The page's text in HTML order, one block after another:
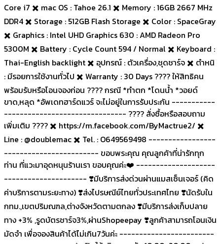
Core i7 ✖️ mac OS : Tahoe 26.1 ✖️ Memory : 16GB 2667 MHz
DDR4 ✖️ Storage : 512GB Flash Storage ✖️ Color : SpaceGray
✖️ Graphics : Intel UHD Graphics 630 : AMD Radeon Pro
5300M ✖️ Battery : Cycle Count 594 / Normal ✖️ Keyboard :
Thai-English backlight ✖️ อุปกรณ์ : ตัวเครื่อง,ชุดชาร์จ ✖️ ตำหนิ
: มีรอยการใช้งานทั่วไป ✖️ Warranty : 30 Days ???? ให้สิทธิคน
พร้อมรับหรือโอนจองก่อน ???? กรณี *ทำตก *โดนน้ำ *วอยด์
ขาด,หลุด *อัพเดทฮาร์ดแวร์ จะไม่อยู่ในการรับประกัน -----------
------------------------------- ???? สั่งซื้อหรือสอบถาม
เพิ่มเติม ???? ✖️ https://m.facebook.com/ByMactrue2/ ✖️
Line : @doublemac ✖️ Tel. : O649569498 -----------------
------------------------ ขอบพระคุณ คุณลูกค้าที่น่ารักทุก
ท่าน ที่แวะมาอุดหนุนร้านเรา ขอบคุณค่ะ❤️ --------------------
--------------------- ❣️มีบริการส่งด่วนผ่านแมสเซ็นเจอร์ (คิด
ค่าบริการตามระยะทาง) ❣️ส่งไปรษณีย์ไทยทั่วประเทศไทย ❣️นัดรับใน
กทม.,เขตปริมณฑล,ต่างจังหวัดตามตกลง ❣️มีบริการส่งเก็บปลาย
ทาง +3% ,รูดบัตรชาร์จ3%,ผ่านShopeepay ❣️ลูกค้าสามารถโอนเงิน
มัดจำ เพื่อจองสินค้าได้ไม่เกิน7วันค่ะ ------------------------